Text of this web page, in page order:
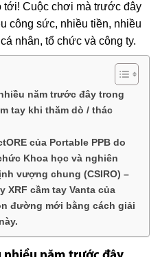
tới! Cuộc chơi mà trước đây
công sức, nhiều tiền, nhiều
nhân, tổ chức và công ty.
năm trước đây trong
tay khi thăm dò / thác
của Portable PPB do
Khoa học và nghiên
vượng chung (CSIRO) –
XRF cầm tay Vanta của
đường mới bằng cách giải